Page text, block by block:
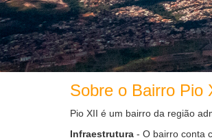
Sobre o Bairro Pio
Pio XII é um bairro da região
Infraestrutura - O bairro conta